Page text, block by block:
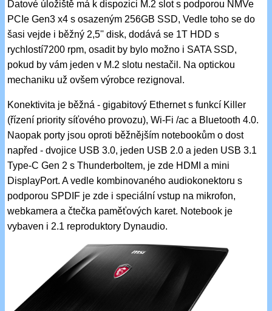
Datové úložiště má k dispozici M.2 slot s podporou NMVe
PCIe Gen3 x4 s osazeným 256GB SSD, Vedle toho se do
šasi vejde i běžný 2,5'' disk, dodává se 1T HDD s
rychlostí7200 rpm, osadit by bylo možno i SATA SSD,
pokud by vám jeden v M.2 slotu nestačil. Na optickou
mechaniku už ovšem výrobce rezignoval.
Konektivita je běžná - gigabitový Ethernet s funkcí Killer
(řízení priority síťového provozu), Wi-Fi /ac a Bluetooth 4.0.
Naopak porty jsou oproti běžnějším notebookům o dost
napřed - dvojice USB 3.0, jeden USB 2.0 a jeden USB 3.1
Type-C Gen 2 s Thunderboltem, je zde HDMI a mini
DisplayPort. A vedle kombinovaného audiokonektoru s
podporou SPDIF je zde i speciální vstup na mikrofon,
webkamera a čtečka paměťových karet. Notebook je
vybaven i 2.1 reproduktory Dynaudio.